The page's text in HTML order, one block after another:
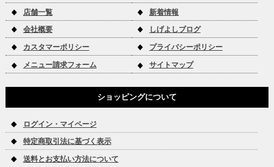
店舗一覧 新着情報
会社概要 しげよしブログ
カスタマーポリシー プライバシーポリシー
メニュー請求フォーム サイトマップ
ショッピングについて
ログイン・マイページ
特定商取引法に基づく表示
送料とお支払い方法について